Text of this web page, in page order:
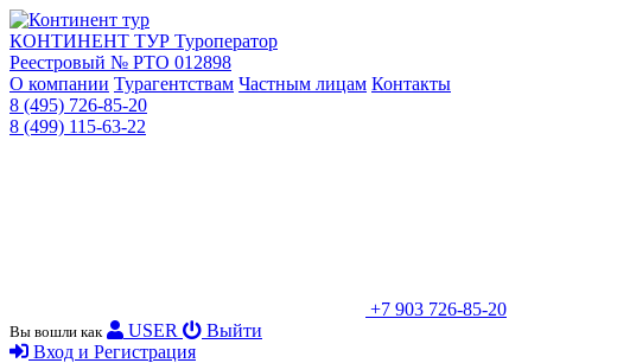
КОНТИНЕНТ ТУР Туроператор
Реестровый № РТО 012898
О компании Турагентствам Частным лицам Контакты
8 (495) 726-85-20
8 (499) 115-63-22
+7 903 726-85-20
Вы вошли как USER
Выйти
Вход и Регистрация